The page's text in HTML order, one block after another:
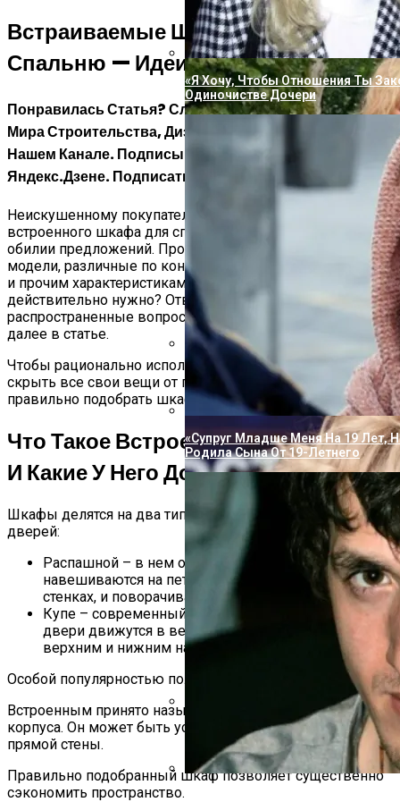
Вперевые Не Сдержал Эмоций,
Семьи Из-За Подарка Пугачевой
Пугачева И Галкин Решили
Повзрослевшими Детьми
«Поседела Я Настолько, Что
Призналась, Почему Не Следит
«Я Хочу, Чтобы Отношения Ты
Одиночистве Дочери
«Супруг Младше Меня На 19 Лет,
Родила Сына От 19-Летнего
Встраиваемые Шкафы Купе В
Спальню — Идеи Для Интерьера
Понравилась Статья? Следите За Новыми Идеями Из
Мира Строительства, Дизайна, Полезных Советов В
Нашем Канале. Подписывайтесь На Нас В
Яндекс.Дзене. Подписаться.
Неискушенному покупателю, стоящему перед выбором
встроенного шкафа для спальни, легко потеряться в
обилии предложений. Производители предлагают
модели, различные по конструкции, материалу, отделке
и прочим характеристикам. Как выбрать то, что
действительно нужно? Ответы на самые
распространенные вопросы и важные детали выбора
далее в статье.
Чтобы рационально использовать пространство и
скрыть все свои вещи от посторонних взглядов, важно
правильно подобрать шкаф для своей спальни.
Что Такое Встроенный Шкаф-Купе
И Какие У Него Достоинства
Шкафы делятся на два типа по способу открывания
дверей:
Распашной – в нем одна дверь или несколько
навешиваются на петли, закрепленные на боковых
стенках, и поворачиваются на определенный угол.
Купе – современный вариант шкафа, в котором
двери движутся в вертикальной плоскости по
верхним и нижним направляющим.
Особой популярностью пользуются шкафы-купе.
Встроенным принято называть шкаф без собственного
корпуса. Он может быть установлен в нишу или у
прямой стены.
Правильно подобранный шкаф позволяет существенно
сэкономить пространство.